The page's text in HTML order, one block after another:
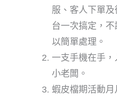
服、客人下單
台一次搞定，不
以簡單處理。
一支手機在手
小老闆。
蝦皮檔期活動